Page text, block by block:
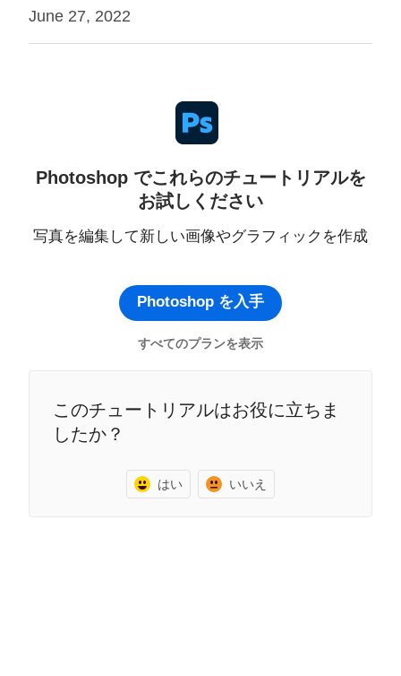
June 27, 2022
Photoshop でこれらのチュートリアルを
お試しください
写真を編集して新しい画像やグラフィックを作成
Photoshop を入手
すべてのプランを表示
このチュートリアルはお役に立ちま
したか？
はい いいえ